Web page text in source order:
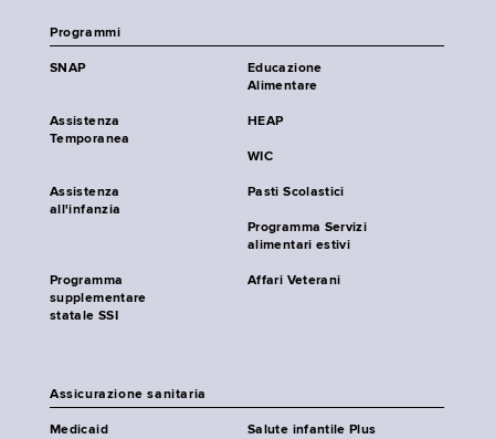
Programmi
SNAP
Educazione
Alimentare
Assistenza
Temporanea
HEAP
WIC
Assistenza
all'infanzia
Pasti Scolastici
Programma Servizi
alimentari estivi
Programma
supplementare
statale SSI
Affari Veterani
Assicurazione sanitaria
Medicaid
Salute infantile Plus